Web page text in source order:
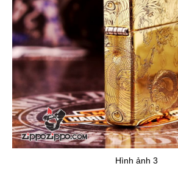
Hình ảnh 3